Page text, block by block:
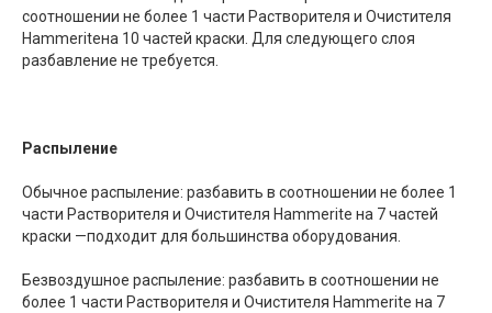
соотношении не более 1 части Растворителя и Очистителя
Hammeriteна 10 частей краски. Для следующего слоя
разбавление не требуется.
Распыление
Обычное распыление: разбавить в соотношении не более 1
части Растворителя и Очистителя Hammerite на 7 частей
краски —подходит для большинства оборудования.
Безвоздушное распыление: разбавить в соотношении не
более 1 части Растворителя и Очистителя Hammerite на 7